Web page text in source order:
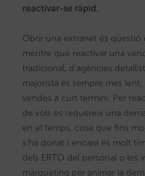
reactivar-se ràpid.
Obrir una extranet és qüestió
mentre que reactivar una
tradicional, d’agències
majorista és sempre més
vendes a curt termini. Per
de vols es requereix una
en el temps, cosa que fins
s’ha donat i encara és molt
dels ERTO del personal o les
màrqueting per animar la